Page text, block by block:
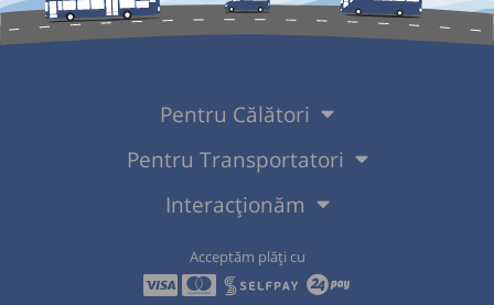
Pentru Călători
Pentru Transportatori
Interacționăm
Acceptăm plăți cu